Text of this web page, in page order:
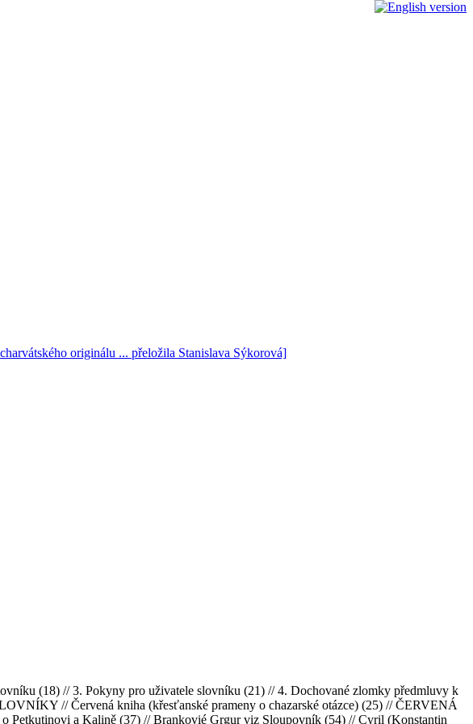
originálu ... přeložila Stanislava Sýkorová]
(18) // 3. Pokyny pro uživatele slovníku (21) // 4. Dochované zlomky předmluvy k
// Červená kniha (křesťanské prameny o chazarské otázce) (25) // ČERVENÁ
Petkutinovi a Kalině (37) // Brankovié Grgur viz Sloupovník (54) // Cyril (Konstantin